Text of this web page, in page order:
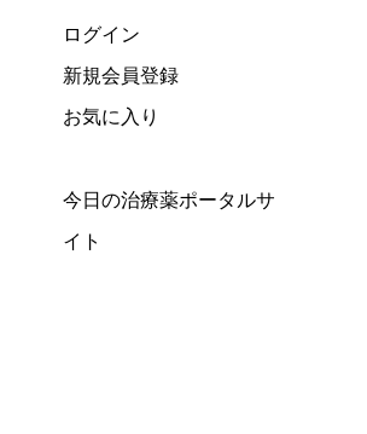
ログイン
新規会員登録
お気に入り
今日の治療薬ポータルサ
イト